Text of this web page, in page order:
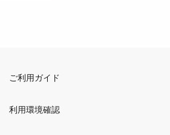
ご利用ガイド
利用環境確認